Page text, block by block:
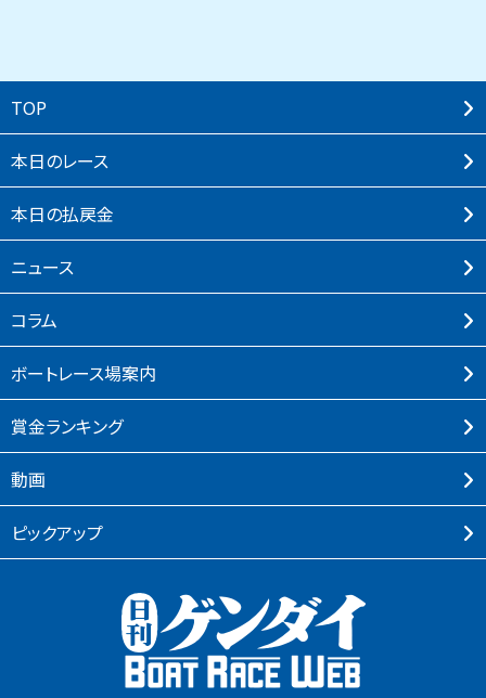
TOP
本⽇のレース
本⽇の払戻⾦
ニュース
コラム
ボートレース場案内
賞⾦ランキング
動画
ピックアップ